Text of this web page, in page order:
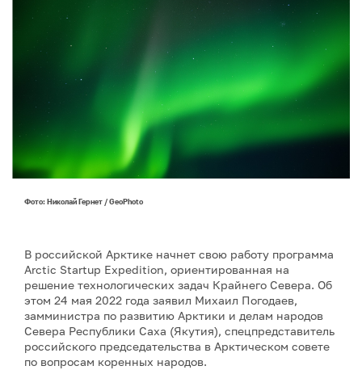
Фото: Николай Гернет / GeoPhoto
В российской Арктике начнет свою работу программа
Arctic Startup Expedition, ориентированная на
решение технологических задач Крайнего Севера. Об
этом 24 мая 2022 года заявил Михаил Погодаев,
замминистра по развитию Арктики и делам народов
Севера Республики Саха (Якутия), спецпредставитель
российского председательства в Арктическом совете
по вопросам коренных народов.